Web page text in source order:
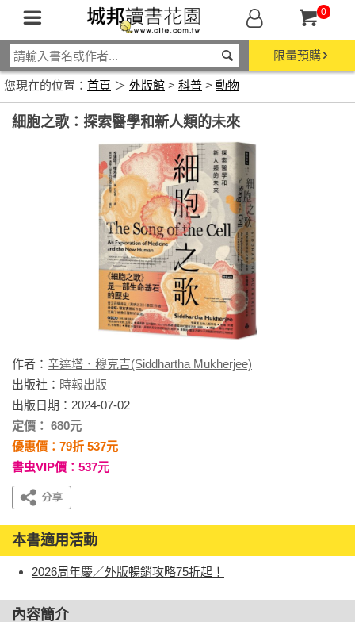
0
限量預購
您現在的位置： 首頁 ＞ 外版館 > 科普 > 動物
細胞之歌：探索醫學和新人類的未來
作者： 辛達塔．穆克吉(Siddhartha Mukherjee)
出版社： 時報出版
出版日期：2024-07-02
定價： 680元
優惠價：79折 537元
書虫VIP價：537元
本書適用活動
2026周年慶／外版暢銷攻略75折起！
內容簡介